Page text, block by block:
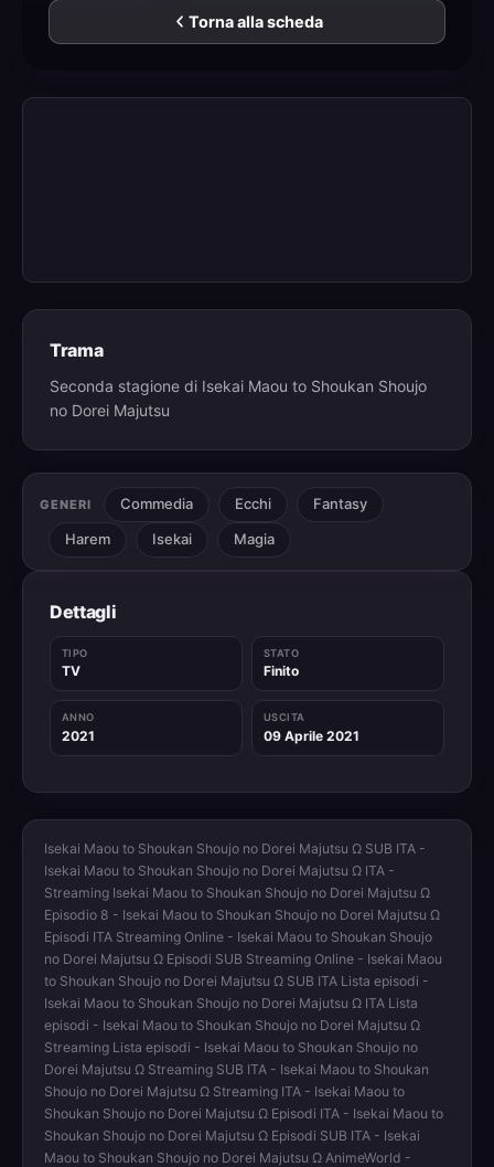
Torna alla scheda
Trama
Seconda stagione di Isekai Maou to Shoukan Shoujo
no Dorei Majutsu
GENERI Commedia Ecchi
Fantasy
Harem
Isekai Magia
Dettagli
TIPO
TV
STATO
Finito
ANNO
2021
USCITA
09 Aprile 2021
Isekai Maou to Shoukan Shoujo no Dorei Majutsu Ω SUB ITA -
Isekai Maou to Shoukan Shoujo no Dorei Majutsu Ω ITA -
Streaming Isekai Maou to Shoukan Shoujo no Dorei Majutsu Ω
Episodio 8 - Isekai Maou to Shoukan Shoujo no Dorei Majutsu Ω
Episodi ITA Streaming Online - Isekai Maou to Shoukan Shoujo
no Dorei Majutsu Ω Episodi SUB Streaming Online - Isekai Maou
to Shoukan Shoujo no Dorei Majutsu Ω SUB ITA Lista episodi -
Isekai Maou to Shoukan Shoujo no Dorei Majutsu Ω ITA Lista
episodi - Isekai Maou to Shoukan Shoujo no Dorei Majutsu Ω
Streaming Lista episodi - Isekai Maou to Shoukan Shoujo no
Dorei Majutsu Ω Streaming SUB ITA - Isekai Maou to Shoukan
Shoujo no Dorei Majutsu Ω Streaming ITA - Isekai Maou to
Shoukan Shoujo no Dorei Majutsu Ω Episodi ITA - Isekai Maou to
Shoukan Shoujo no Dorei Majutsu Ω Episodi SUB ITA - Isekai
Maou to Shoukan Shoujo no Dorei Majutsu Ω AnimeWorld -